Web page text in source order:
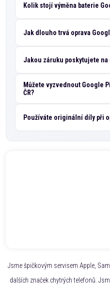
Kolik stojí výměna baterie
Jak dlouho trvá oprava
Jakou záruku poskytujete na
Můžete vyzvednout Google
ČR?
Používáte originální díly při
Jsme špičkovým servisem Apple,
dalších značek chytrých telefonů.